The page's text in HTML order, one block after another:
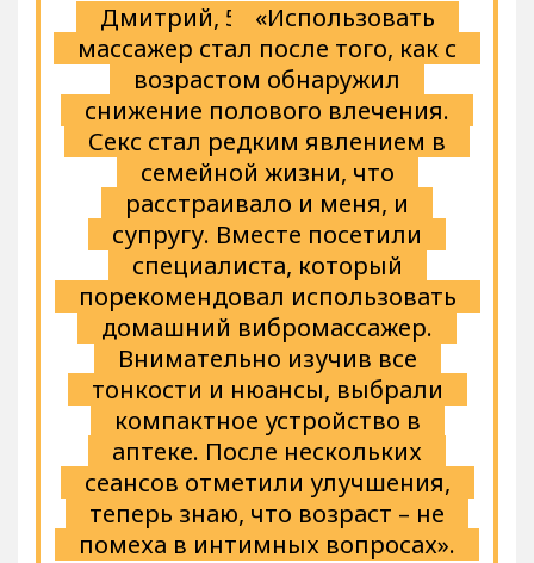
Дмитрий, 52
«Использовать
массажер стал после того, как с
возрастом обнаружил
снижение полового влечения.
Секс стал редким явлением в
семейной жизни, что
расстраивало и меня, и
супругу. Вместе посетили
специалиста, который
порекомендовал использовать
домашний вибромассажер.
Внимательно изучив все
тонкости и нюансы, выбрали
компактное устройство в
аптеке. После нескольких
сеансов отметили улучшения,
теперь знаю, что возраст – не
помеха в интимных вопросах».